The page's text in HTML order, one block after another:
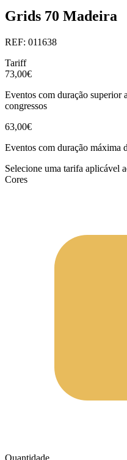
Grids 70 Madeira
REF: 011638
Tariff
73,00€
Eventos com duração superior
congressos
63,00€
Eventos com duração máxima
Selecione uma tarifa aplicável
Cores
Quantidade